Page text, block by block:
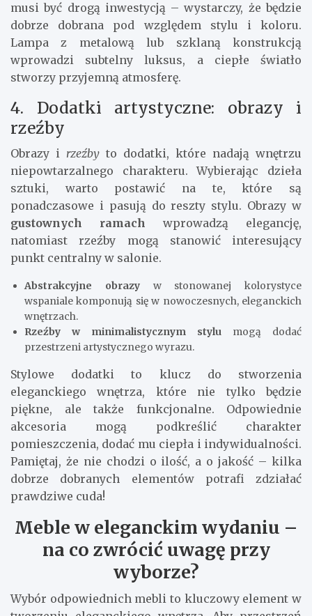
musi być drogą inwestycją – wystarczy, że będzie
dobrze dobrana pod względem stylu i koloru.
Lampa z metalową lub szklaną konstrukcją
wprowadzi subtelny luksus, a ciepłe światło
stworzy przyjemną atmosferę.
4. Dodatki artystyczne: obrazy i
rzeźby
Obrazy i rzeźby to dodatki, które nadają wnętrzu
niepowtarzalnego charakteru. Wybierając dzieła
sztuki, warto postawić na te, które są
ponadczasowe i pasują do reszty stylu. Obrazy w
gustownych ramach wprowadzą elegancję,
natomiast rzeźby mogą stanowić interesujący
punkt centralny w salonie.
Abstrakcyjne obrazyw stonowanej kolorystyce
wspaniale komponują się w nowoczesnych, eleganckich
wnętrzach.
Rzeźby w minimalistycznym stylu mogą dodać
przestrzeni artystycznego wyrazu.
Stylowe dodatki to klucz do stworzenia
eleganckiego wnętrza, które nie tylko będzie
piękne, ale także funkcjonalne. Odpowiednie
akcesoria mogą podkreślić charakter
pomieszczenia, dodać mu ciepła i indywidualności.
Pamiętaj, że nie chodzi o ilość, a o jakość – kilka
dobrze dobranych elementów potrafi zdziałać
prawdziwe cuda!
Meble w eleganckim wydaniu –
na co zwrócić uwagę przy
wyborze?
Wybór odpowiednich mebli to kluczowy element w